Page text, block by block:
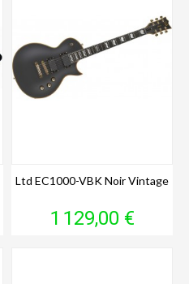
Ltd EC1000-VBK Noir Vintage
Prix
1 129,00 €